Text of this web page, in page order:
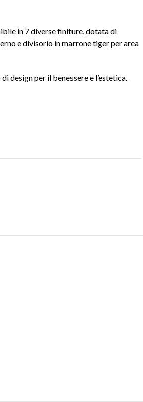
in 7 diverse finiture, dotata di
e divisorio in marrone tiger per area
design per il benessere e l’estetica.